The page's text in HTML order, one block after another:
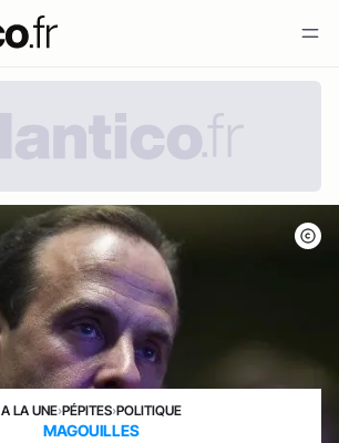
A LA UNE›PÉPITES›POLITIQUE
MAGOUILLES